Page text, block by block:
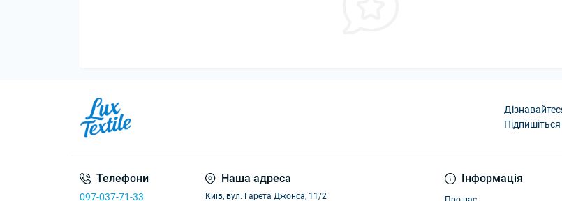
Телефони
097-037-71-33
Наша адреса
Київ, вул. Гарета Джонса, 11/2
Інформація